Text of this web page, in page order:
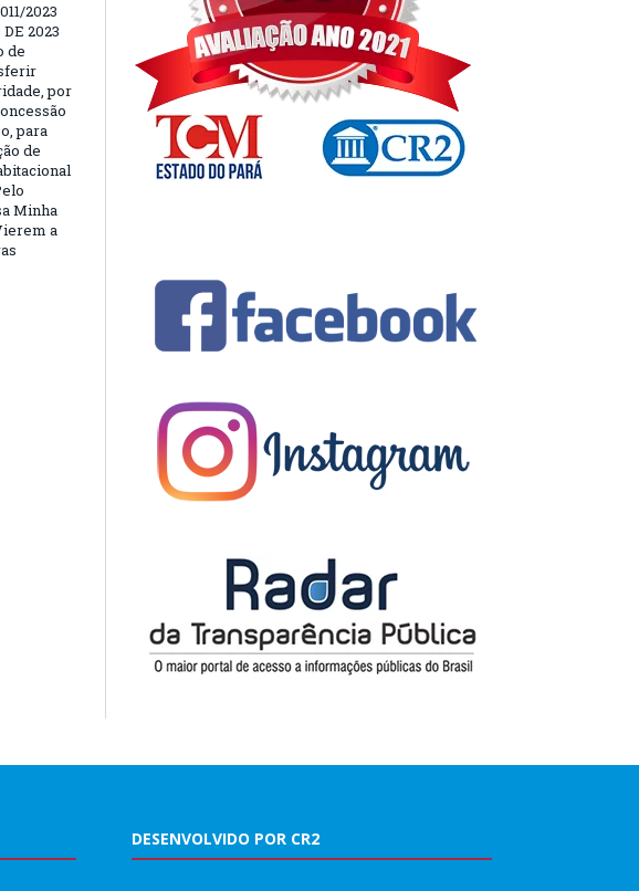
2023
2023
de
por
para
de
Minha
a
DESENVOLVIDO POR CR2